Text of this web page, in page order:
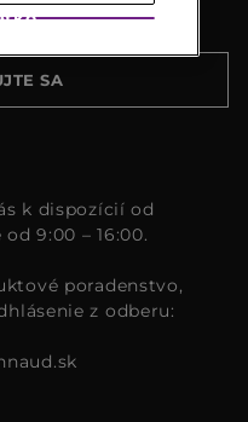
SA
k dispozícií od
9:00 – 16:00.
poradenstvo,
z odberu: